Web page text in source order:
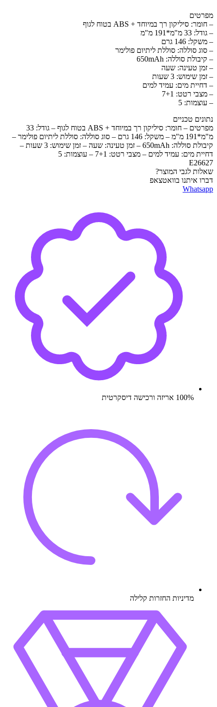
מפרטים
– חומר: סיליקון רך במיוחד + ABS בטוח לגוף
– גודל: 33 מ"מ*191 מ"מ
– משקל: 146 גרם
– סוג סוללה: סוללת ליתיום פולימר
– קיבולת סוללה: 650mAh
– זמן טעינה: שעה
– זמן שימוש: 3 שעות
– דחיית מים: עמיד למים
– מצבי רטט: 7+1
– עוצמות: 5
נתונים טכניים
מפרטים – חומר: סיליקון רך במיוחד + ABS בטוח לגוף – גודל: 33
מ"מ*191 מ"מ – משקל: 146 גרם – סוג סוללה: סוללת ליתיום פולימר –
קיבולת סוללה: 650mAh – זמן טעינה: שעה – זמן שימוש: 3 שעות –
דחיית מים: עמיד למים – מצבי רטט: 7+1 – עוצמות: 5
E26627
שאלות לגבי המוצר?
דברו איתנו בוואטצאפ
Whatsapp
100% אריזה ורכישה דיסקרטית
מדיניות החזרות קלילה